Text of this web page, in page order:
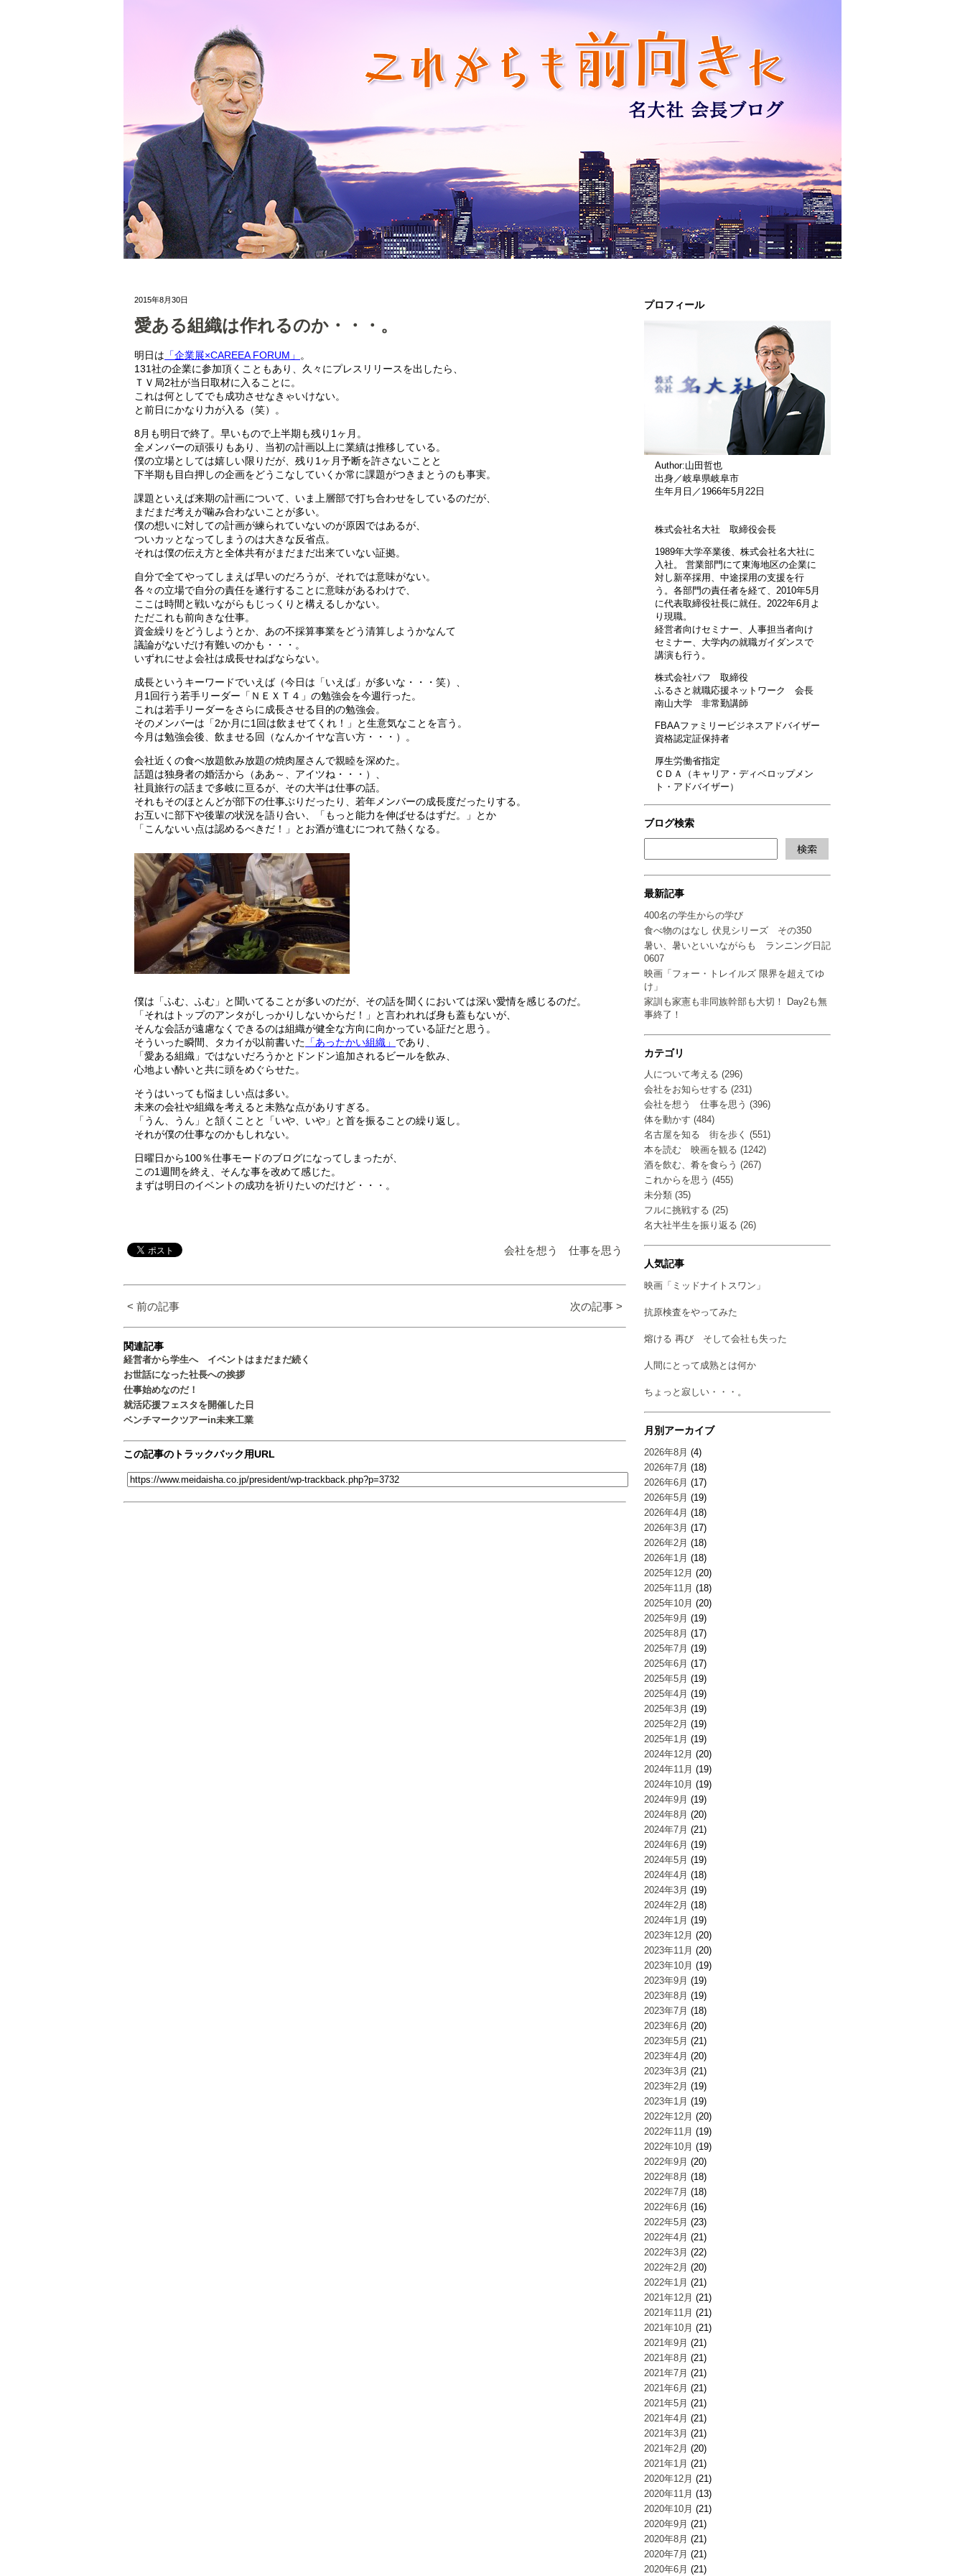
プロフィール
Author:山田哲也
出身／岐阜県岐阜市
生年月日／1966年5月22日
株式会社名大社 取締役会長
1989年大学卒業後、株式会社名大社に
入社。 営業部門にて東海地区の企業に
対し新卒採用、中途採用の支援を行
う。各部門の責任者を経て、2010年5月
に代表取締役社長に就任。2022年6月よ
り現職。
経営者向けセミナー、人事担当者向け
セミナー、大学内の就職ガイダンスで
講演も行う。
株式会社パフ 取締役
ふるさと就職応援ネットワーク 会長
南山大学 非常勤講師
FBAAファミリービジネスアドバイザー
資格認定証保持者
厚生労働省指定
ＣＤＡ（キャリア・ディベロップメン
ト・アドバイザー）
ブログ検索
最新記事
400名の学生からの学び
食べ物のはなし 伏見シリーズ その350
暑い、暑いといいながらも ランニング日記
0607
映画「フォー・トレイルズ 限界を超えてゆ
け」
家訓も家憲も非同族幹部も大切！ Day2も無
事終了！
カテゴリ
人について考える (296)
会社をお知らせする (231)
会社を想う 仕事を思う (396)
体を動かす (484)
名古屋を知る 街を歩く (551)
本を読む 映画を観る (1242)
酒を飲む、肴を食らう (267)
これからを思う (455)
未分類 (35)
フルに挑戦する (25)
名大社半生を振り返る (26)
人気記事
映画「ミッドナイトスワン」
抗原検査をやってみた
熔ける 再び そして会社も失った
人間にとって成熟とは何か
ちょっと寂しい・・・。
月別アーカイブ
2026年8月 (4)
2026年7月 (18)
2026年6月 (17)
2026年5月 (19)
2026年4月 (18)
2026年3月 (17)
2026年2月 (18)
2026年1月 (18)
2025年12月 (20)
2025年11月 (18)
2025年10月 (20)
2025年9月 (19)
2025年8月 (17)
2025年7月 (19)
2025年6月 (17)
2025年5月 (19)
2025年4月 (19)
2025年3月 (19)
2025年2月 (19)
2025年1月 (19)
2024年12月 (20)
2024年11月 (19)
2024年10月 (19)
2024年9月 (19)
2024年8月 (20)
2024年7月 (21)
2024年6月 (19)
2024年5月 (19)
2024年4月 (18)
2024年3月 (19)
2024年2月 (18)
2024年1月 (19)
2023年12月 (20)
2023年11月 (20)
2023年10月 (19)
2023年9月 (19)
2023年8月 (19)
2023年7月 (18)
2023年6月 (20)
2023年5月 (21)
2023年4月 (20)
2023年3月 (21)
2023年2月 (19)
2023年1月 (19)
2022年12月 (20)
2022年11月 (19)
2022年10月 (19)
2022年9月 (20)
2022年8月 (18)
2022年7月 (18)
2022年6月 (16)
2022年5月 (23)
2022年4月 (21)
2022年3月 (22)
2022年2月 (20)
2022年1月 (21)
2021年12月 (21)
2021年11月 (21)
2021年10月 (21)
2021年9月 (21)
2021年8月 (21)
2021年7月 (21)
2021年6月 (21)
2021年5月 (21)
2021年4月 (21)
2021年3月 (21)
2021年2月 (20)
2021年1月 (21)
2020年12月 (21)
2020年11月 (13)
2020年10月 (21)
2020年9月 (21)
2020年8月 (21)
2020年7月 (21)
2020年6月 (21)
2015年8月30日
愛ある組織は作れるのか・・・。
明日は 「企業展×CAREEA FORUM」
。
131社の企業に参加頂くこともあり、久々にプレスリリースを出したら、
ＴＶ局2社が当日取材に入ることに。
これは何としてでも成功させなきゃいけない。
と前日にかなり力が入る（笑）。
8月も明日で終了。早いもので上半期も残り1ヶ月。
全メンバーの頑張りもあり、当初の計画以上に業績は推移している。
僕の立場としては嬉しい限りだが、残り1ヶ月予断を許さないことと
下半期も目白押しの企画をどうこなしていくか常に課題がつきまとうのも事実。
課題といえば来期の計画について、いま上層部で打ち合わせをしているのだが、
まだまだ考えが噛み合わないことが多い。
僕の想いに対しての計画が練られていないのが原因ではあるが、
ついカッとなってしまうのは大きな反省点。
それは僕の伝え方と全体共有がまだまだ出来ていない証拠。
自分で全てやってしまえば早いのだろうが、それでは意味がない。
各々の立場で自分の責任を遂行することに意味があるわけで、
ここは時間と戦いながらもじっくりと構えるしかない。
ただこれも前向きな仕事。
資金繰りをどうしようとか、あの不採算事業をどう清算しようかなんて
議論がないだけ有難いのかも・・・。
いずれにせよ会社は成長せねばならない。
成長というキーワードでいえば（今日は「いえば」が多いな・・・笑）、
月1回行う若手リーダー「ＮＥＸＴ４」の勉強会を今週行った。
これは若手リーダーをさらに成長させる目的の勉強会。
そのメンバーは「2か月に1回は飲ませてくれ！」と生意気なことを言う。
今月は勉強会後、飲ませる回（なんかイヤな言い方・・・）。
会社近くの食べ放題飲み放題の焼肉屋さんで親睦を深めた。
話題は独身者の婚活から（ああ～、アイツね・・・）、
社員旅行の話まで多岐に亘るが、その大半は仕事の話。
それもそのほとんどが部下の仕事ぶりだったり、若年メンバーの成長度だったりする。
お互いに部下や後輩の状況を語り合い、「もっと能力を伸ばせるはずだ。」とか
「こんないい点は認めるべきだ！」とお酒が進むにつれて熱くなる。
僕は「ふむ、ふむ」と聞いてることが多いのだが、その話を聞くにおいては深い愛情を感じるのだ。
「それはトップのアンタがしっかりしないからだ！」と言われれば身も蓋もないが、
そんな会話が遠慮なくできるのは組織が健全な方向に向かっている証だと思う。
そういった瞬間、タカイが以前書いた 「あったかい組織」 であり、
「愛ある組織」ではないだろうかとドンドン追加されるビールを飲み、
心地よい酔いと共に頭をめぐらせた。
そうはいっても悩ましい点は多い。
未来の会社や組織を考えると未熟な点がありすぎる。
「うん、うん」と頷くことと「いや、いや」と首を振ることの繰り返し。
それが僕の仕事なのかもしれない。
日曜日から100％仕事モードのブログになってしまったが、
この1週間を終え、そんな事を改めて感じた。
まずは明日のイベントの成功を祈りたいのだけど・・・。
会社を想う 仕事を思う
< 前の記事 次の記事 >
関連記事
経営者から学生へ イベントはまだまだ続く
お世話になった社長への挨拶
仕事始めなのだ！
就活応援フェスタを開催した日
ベンチマークツアーin未来工業
この記事のトラックバック用URL